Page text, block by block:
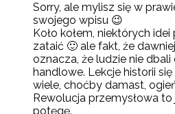
Sorry, ale mylisz się w
swojego wpisu 😉
Koło kołem, niektórych
zataić 🙂 ale fakt, że
oznacza, że ludzie nie
handlowe. Lekcje historii się
wiele, choćby damast,
Rewolucja przemysłowa
potęgę.